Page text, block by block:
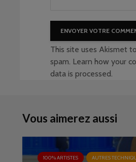
This site uses Akismet
spam. Learn how your
data is processed.
Vous aimerez aussi
100% ARTISTES AUTRES